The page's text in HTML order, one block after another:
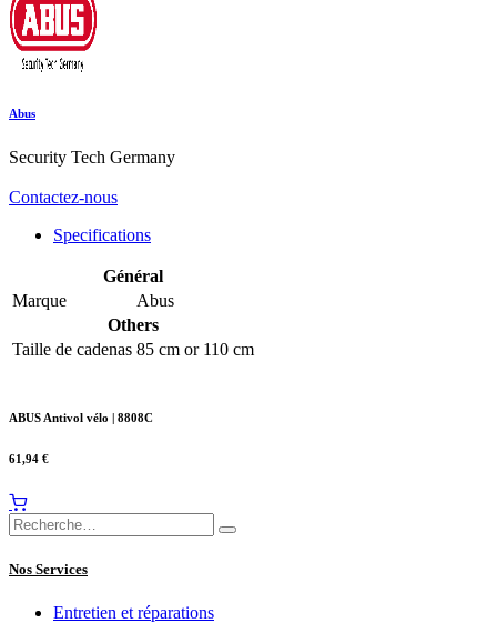
Abus
Security Tech Germany
Contactez-nous
Specifications
Général
Marque
Abus
Others
Taille de cadenas 85 cm or 110 cm
ABUS Antivol vélo | 8808C
61,94 €
Nos Services
Entretien et réparations